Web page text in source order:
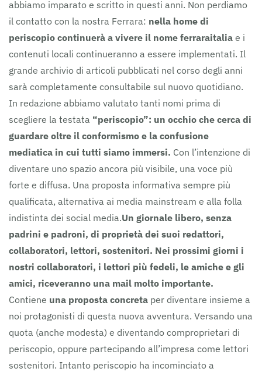
abbiamo imparato e scritto in questi anni. Non perdiamo
il contatto con la nostra Ferrara: nella home di
periscopio continuerà a vivere il nome ferraraitalia e i
contenuti locali continueranno a essere implementati. Il
grande archivio di articoli pubblicati nel corso degli anni
sarà completamente consultabile sul nuovo quotidiano.
In redazione abbiamo valutato tanti nomi prima di
scegliere la testata “periscopio”: un occhio che cerca di
guardare oltre il conformismo e la confusione
mediatica in cui tutti siamo immersi. Con l’intenzione di
diventare uno spazio ancora più visibile, una voce più
forte e diffusa. Una proposta informativa sempre più
qualificata, alternativa ai media mainstream e alla folla
indistinta dei social media.Un giornale libero, senza
padrini e padroni, di proprietà dei suoi redattori,
collaboratori, lettori, sostenitori. Nei prossimi giorni i
nostri collaboratori, i lettori più fedeli, le amiche e gli
amici, riceveranno una mail molto importante.
Contiene una proposta concreta per diventare insieme a
noi protagonisti di questa nuova avventura. Versando una
quota (anche modesta) e diventando comproprietari di
periscopio, oppure partecipando all’impresa come lettori
sostenitori. Intanto periscopio ha incominciato a